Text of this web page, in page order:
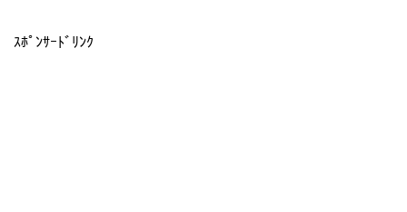
ｽﾎﾟﾝｻｰﾄﾞﾘﾝｸ